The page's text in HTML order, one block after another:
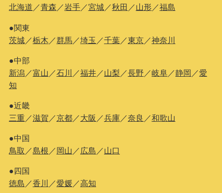
北海道 ／青森 ／岩手／宮城／秋田 ／山形／福島
●関東
茨城／栃木 ／群馬／埼玉 ／千葉／東京／神奈川
●中部
新潟 ／富山 ／石川 ／福井／山梨 ／長野 ／岐阜／静岡 ／愛
知
●近畿
三重／滋賀 ／京都／大阪 ／兵庫／奈良 ／和歌山
●中国
鳥取 ／島根 ／岡山 ／ 広島 ／山口
●四国
徳島 ／香川 ／愛媛／高知